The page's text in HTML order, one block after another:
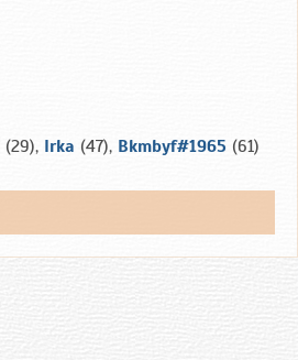
(29), Irka (47), Bkmbyf#1965 (61)